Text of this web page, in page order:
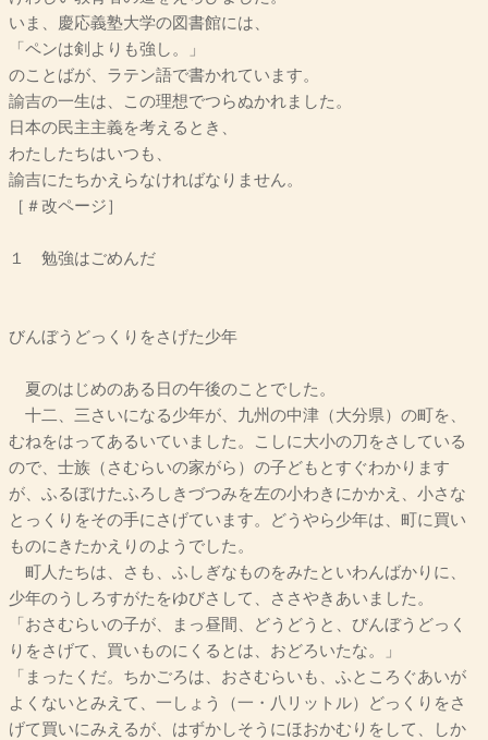
いま、慶応義塾大学の図書館には、
「ペンは剣よりも強し。」
のことばが、ラテン語で書かれています。
諭吉の一生は、この理想でつらぬかれました。
日本の民主主義を考えるとき、
わたしたちはいつも、
諭吉にたちかえらなければなりません。
［＃改ページ］
１ 勉強はごめんだ
びんぼうどっくりをさげた少年
夏のはじめのある日の午後のことでした。
十二、三さいになる少年が、九州の中津（大分県）の町を、
むねをはってあるいていました。こしに大小の刀をさしている
ので、士族（さむらいの家がら）の子どもとすぐわかります
が、ふるぼけたふろしきづつみを左の小わきにかかえ、小さな
とっくりをその手にさげています。どうやら少年は、町に買い
ものにきたかえりのようでした。
町人たちは、さも、ふしぎなものをみたといわんばかりに、
少年のうしろすがたをゆびさして、ささやきあいました。
「おさむらいの子が、まっ昼間、どうどうと、びんぼうどっく
りをさげて、買いものにくるとは、おどろいたな。」
「まったくだ。ちかごろは、おさむらいも、ふところぐあいが
よくないとみえて、一しょう（一・八リットル）どっくりをさ
げて買いにみえるが、はずかしそうにほおかむりをして、しか